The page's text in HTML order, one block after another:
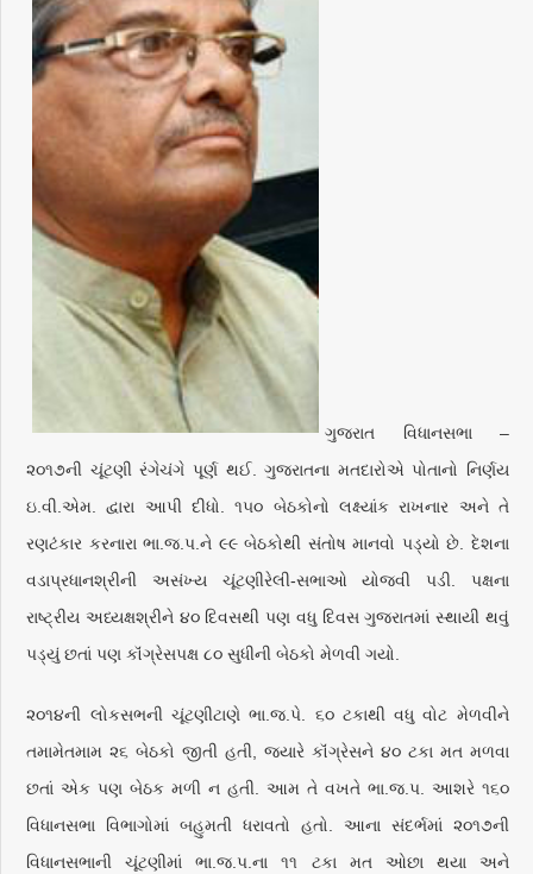
ગુજરાત વિધાનસભા –
૨૦૧૭ની ચૂંટણી રંગેચંગે પૂર્ણ થઈ. ગુજરાતના મતદારોએ પોતાનો નિર્ણય
ઇ.વી.એમ. દ્વારા આપી દીધો. ૧૫૦ બેઠકોનો લક્ષ્યાંક રાખનાર અને તે
રણટંકાર કરનારા ભા.જ.પ.ને ૯૯ બેઠકોથી સંતોષ માનવો પડ્યો છે. દેશના
વડાપ્રધાનશ્રીની અસંખ્ય ચૂંટણીરેલી-સભાઓ યોજવી પડી. પક્ષના
રાષ્ટ્રીય અધ્યક્ષશ્રીને ૪૦ દિવસથી પણ વધુ દિવસ ગુજરાતમાં સ્થાયી થવું
પડ્યું છતાં પણ કૉંગ્રેસપક્ષ ૮૦ સુધીની બેઠકો મેળવી ગયો.
૨૦૧૪ની લોકસભની ચૂંટણીટાણે ભા.જ.પે. ૬૦ ટકાથી વધુ વોટ મેળવીને
તમામેતમામ ૨૬ બેઠકો જીતી હતી, જ્યારે કૉંગ્રેસને ૪૦ ટકા મત મળવા
છતાં એક પણ બેઠક મળી ન હતી. આમ તે વખતે ભા.જ.પ. આશરે ૧૬૦
વિધાનસભા વિભાગોમાં બહુમતી ધરાવતો હતો. આના સંદર્ભમાં ૨૦૧૭ની
વિધાનસભાની ચૂંટણીમાં ભા.જ.પ.ના ૧૧ ટકા મત ઓછા થયા અને